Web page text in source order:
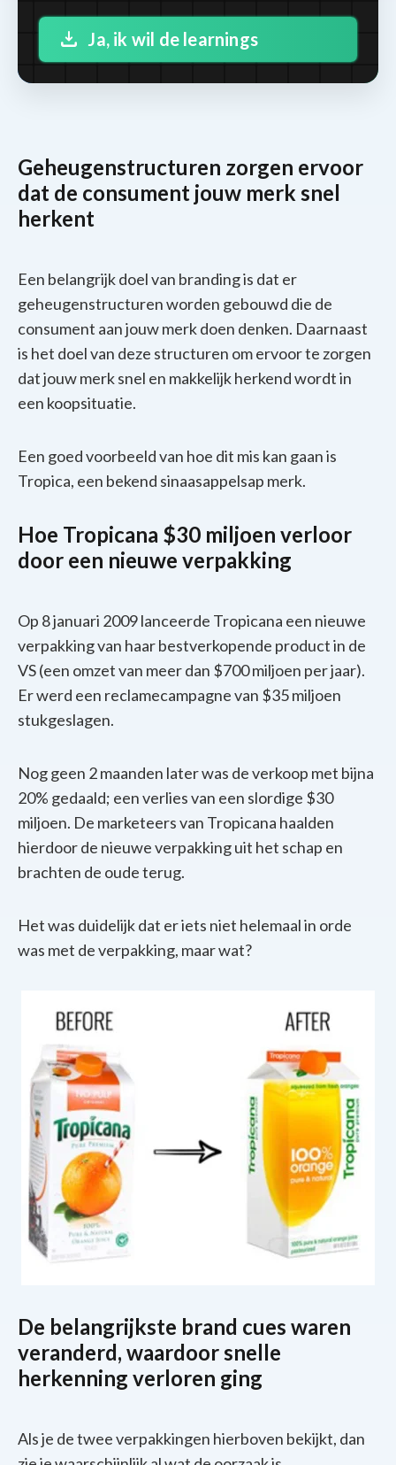
Ja, ik wil de learnings
Geheugenstructuren zorgen ervoor
dat de consument jouw merk snel
herkent
Een belangrijk doel van branding is dat er
geheugenstructuren worden gebouwd die de
consument aan jouw merk doen denken. Daarnaast
is het doel van deze structuren om ervoor te zorgen
dat jouw merk snel en makkelijk herkend wordt in
een koopsituatie.
Een goed voorbeeld van hoe dit mis kan gaan is
Tropica, een bekend sinaasappelsap merk.
Hoe Tropicana $30 miljoen verloor
door een nieuwe verpakking
Op 8 januari 2009 lanceerde Tropicana een nieuwe
verpakking van haar bestverkopende product in de
VS (een omzet van meer dan $700 miljoen per jaar).
Er werd een reclamecampagne van $35 miljoen
stukgeslagen.
Nog geen 2 maanden later was de verkoop met bijna
20% gedaald; een verlies van een slordige $30
miljoen. De marketeers van Tropicana haalden
hierdoor de nieuwe verpakking uit het schap en
brachten de oude terug.
Het was duidelijk dat er iets niet helemaal in orde
was met de verpakking, maar wat?
De belangrijkste brand cues waren
veranderd, waardoor snelle
herkenning verloren ging
Als je de twee verpakkingen hierboven bekijkt, dan